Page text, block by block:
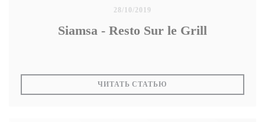
28/10/2019
Siamsa - Resto Sur le Grill
ЧИТАТЬ СТАТЬЮ